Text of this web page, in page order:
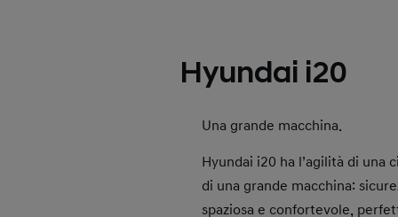
Hyundai i20
Una grande macchina.
Hyundai i20 ha l’agilità di una
di una grande macchina:
spaziosa e confortevole,